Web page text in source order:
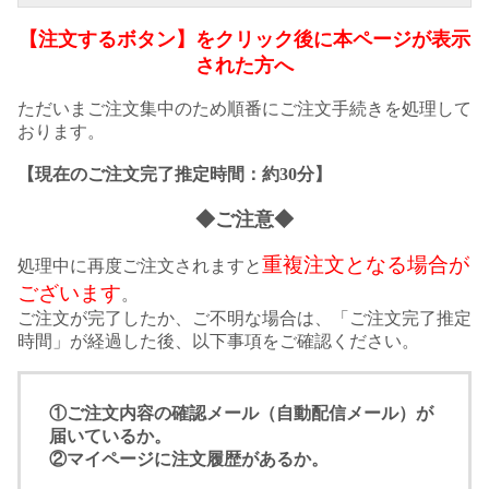
【注文するボタン】をクリック後に本ページが表示
された方へ
ただいまご注文集中のため順番にご注文手続きを処理して
おります。
【現在のご注文完了推定時間：約30分】
◆ご注意◆
処理中に再度ご注文されますと重複注文となる場合が
ございます。
ご注文が完了したか、ご不明な場合は、「ご注文完了推定
時間」が経過した後、以下事項をご確認ください。
①ご注文内容の確認メール（自動配信メール）が
届いているか。
②マイページに注文履歴があるか。